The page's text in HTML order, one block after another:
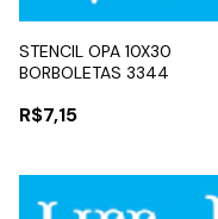
STENCIL OPA 10X30
BORBOLETAS 3344
R$7,15